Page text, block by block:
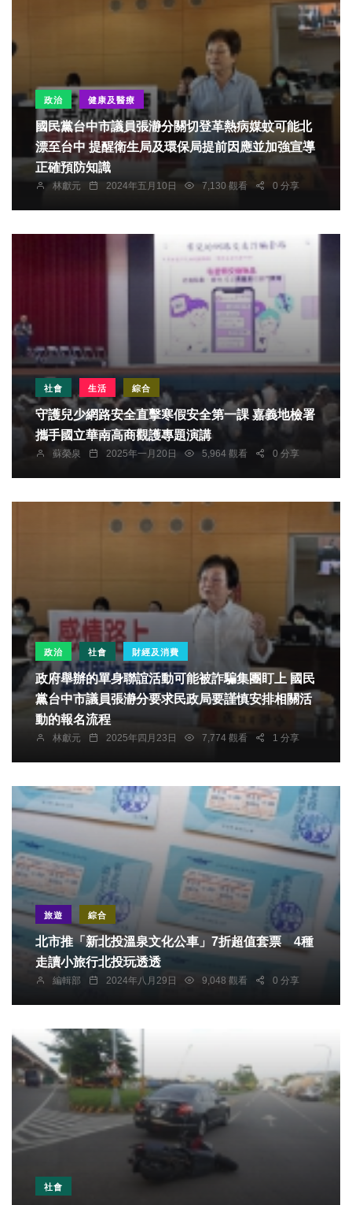
政治 健康及醫療
國民黨台中市議員張瀞分關切登革熱病媒蚊可能北
漂至台中 提醒衛生局及環保局提前因應並加強宣導
正確預防知識
林獻元 2024年五月10日 7,130 觀看 0 分享
社會 生活 綜合
守護兒少網路安全直擊寒假安全第一課 嘉義地檢署
攜手國立華南高商觀護專題演講
蘇榮泉 2025年一月20日 5,964 觀看 0 分享
政治 社會 財經及消費
政府舉辦的單身聯誼活動可能被詐騙集團盯上 國民
黨台中市議員張瀞分要求民政局要謹慎安排相關活
動的報名流程
林獻元 2025年四月23日 7,774 觀看 1 分享
旅遊 綜合
北市推「新北投溫泉文化公車」7折超值套票 4種
走讀小旅行北投玩透透
編輯部 2024年八月29日 9,048 觀看 0 分享
社會